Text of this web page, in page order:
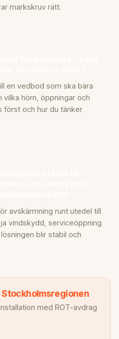
markskruv rätt.
en vedbod som ska bära
vilka hörn, öppningar och
först och hur du tänker
avskärmning runt utedel till
vindskydd, serviceöppning
blir stabil och
Stockholmsregionen
med ROT-avdrag